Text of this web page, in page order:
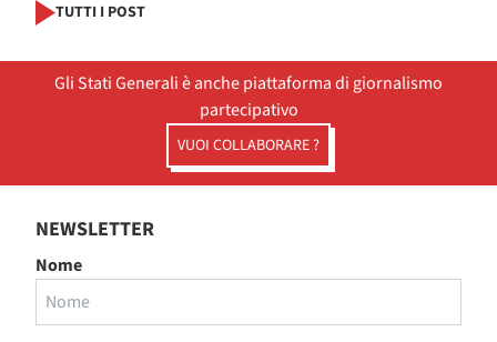
TUTTI I POST
Gli Stati Generali è anche piattaforma di giornalismo
partecipativo
VUOI COLLABORARE ?
NEWSLETTER
Nome